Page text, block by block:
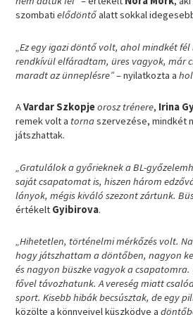
szombatielődöntőalatt sokkal
„Ez egy igazi döntő volt, ahol mindkét
rendkívül elfáradtam, üres vagyok, már
maradt az ünneplésre”– nyilatkozta a
AVardar Szkopjeorosz trénere, Irina
remek volt a tornaszervezése, mindkét
játszhattak.
„Gratulálok a győrieknek a BL-
saját csapatomat is, hiszen három
lányok, mégis kiváló szezont zártunk.
értékelt Gyibirova.
„Hihetetlen, történelmi mérkőzés volt.
hogy játszhattam a döntőben, nagyon
és nagyon büszke vagyok a
fővel távozhatunk. A vereség miatt
sport. Kisebb hibák becsúsztak, de egy
közölte a könnyeivel küszködve a